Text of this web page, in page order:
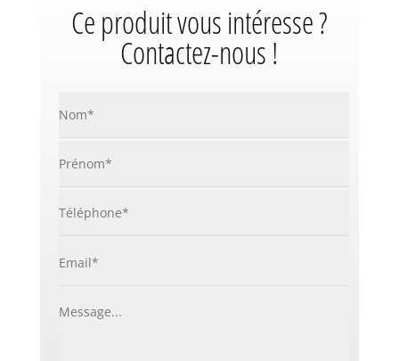
Ce produit vous intéresse ?
Contactez-nous !